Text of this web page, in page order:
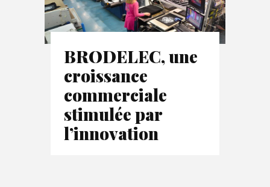
BRODELEC, une
croissance
commerciale
stimulée par
l’innovation